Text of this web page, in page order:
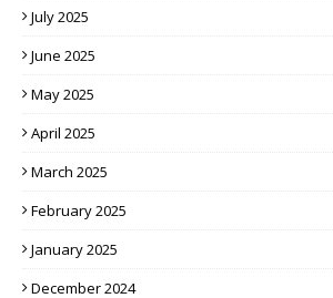
July 2025
June 2025
May 2025
April 2025
March 2025
February 2025
January 2025
December 2024